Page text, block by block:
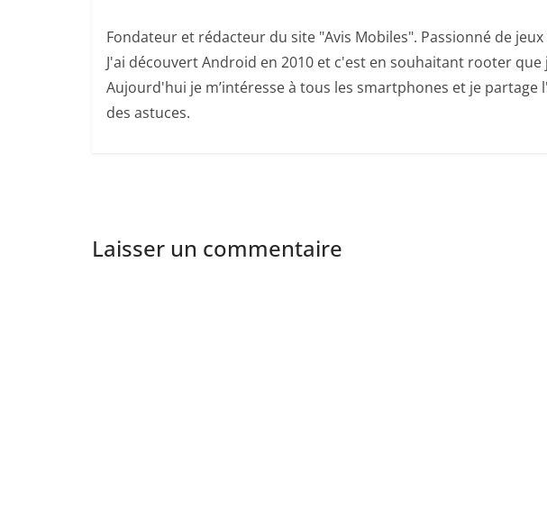
Fondateur et rédacteur du site "Avis Mobiles". Passionné de
J'ai découvert Android en 2010 et c'est en souhaitant rooter que
Aujourd'hui je m’intéresse à tous les smartphones et je
des astuces.
Laisser un commentaire